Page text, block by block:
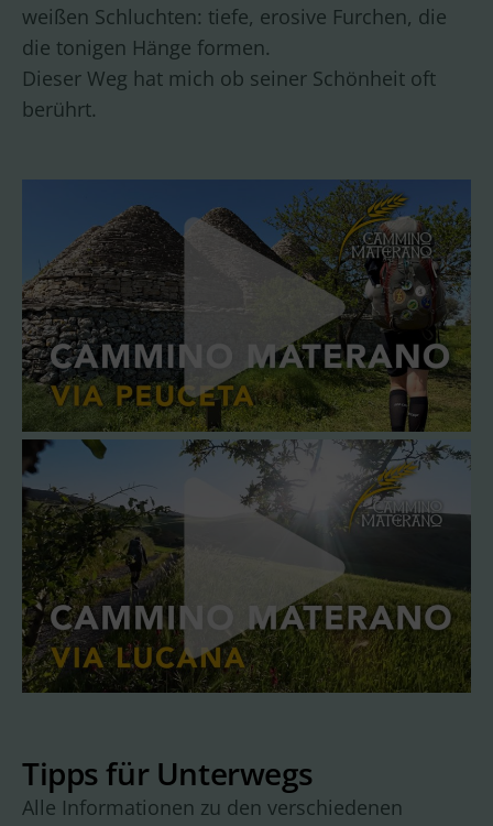
weißen Schluchten: tiefe, erosive Furchen, die
die tonigen Hänge formen.
Dieser Weg hat mich ob seiner Schönheit oft
berührt.
Tipps für Unterwegs
Alle Informationen zu den verschiedenen